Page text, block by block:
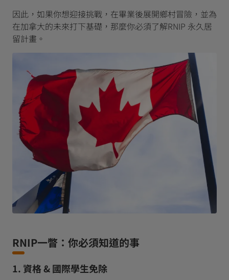
因此，如果你想迎接挑戰，在畢業後展開鄉村冒險，並為
在加拿大的未來打下基礎，那麼你必須了解RNIP 永久居
留計畫。
RNIP一瞥：你必須知道的事
1. 資格 & 國際學生免除